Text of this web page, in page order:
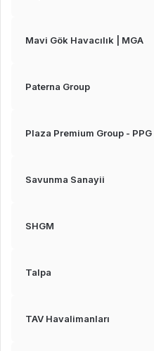
Mavi Gök Havacılık | MGA
Paterna Group
Plaza Premium Group - PPG
Savunma Sanayii
SHGM
Talpa
TAV Havalimanları